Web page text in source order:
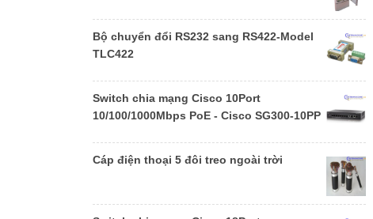
Bộ chuyển đổi RS232 sang RS422-Model
TLC422
Switch chia mạng Cisco 10Port
10/100/1000Mbps PoE - Cisco SG300-10PP
Cáp điện thoại 5 đôi treo ngoài trời